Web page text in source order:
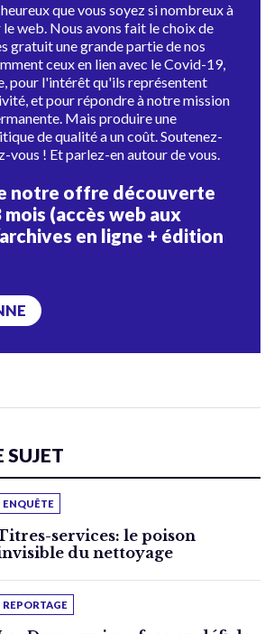
que vous soyez si nombreux à
le web. Nous avons fait le choix de
gratuit une grande partie de nos
ceux en lien avec le Covid-19,
pour l'intérêt qu'ils représentent
et pour répondre à notre mission
Mais produire une
de qualité a un coût. Soutenez-
vous ! Et parlez-en autour de vous.
notre offre découverte
mois (accès web aux
en ligne + édition
SUJET
ENQUÊTE
services: le poison
du nettoyage
REPORTAGE